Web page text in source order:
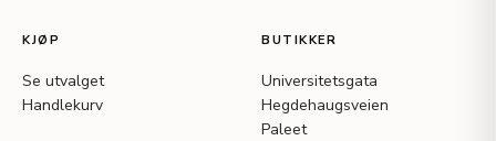
KJØP
Se utvalget
Handlekurv
BUTIKKER
Universitetsgata
Hegdehaugsveien
Paleet